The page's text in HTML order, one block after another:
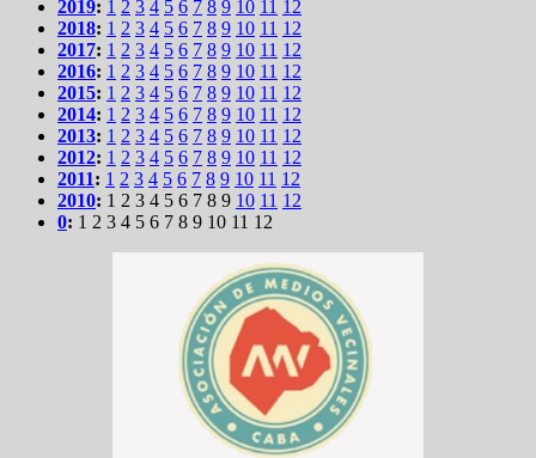
2019: 1 2 3 4 5 6 7 8 9 10 11 12
2018: 1 2 3 4 5 6 7 8 9 10 11 12
2017: 1 2 3 4 5 6 7 8 9 10 11 12
2016: 1 2 3 4 5 6 7 8 9 10 11 12
2015: 1 2 3 4 5 6 7 8 9 10 11 12
2014: 1 2 3 4 5 6 7 8 9 10 11 12
2013: 1 2 3 4 5 6 7 8 9 10 11 12
2012: 1 2 3 4 5 6 7 8 9 10 11 12
2011: 1 2 3 4 5 6 7 8 9 10 11 12
2010: 1 2 3 4 5 6 7 8 9 10 11 12
0: 1 2 3 4 5 6 7 8 9 10 11 12